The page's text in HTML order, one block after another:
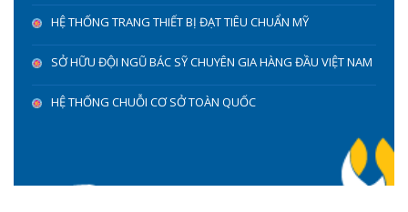
HỆ THỐNG TRANG THIẾT BỊ ĐẠT TIÊU CHUẨN MỸ
SỞ HỮU ĐỘI NGŨ BÁC SỸ CHUYÊN GIA HÀNG ĐẦU VIỆT NAM
HỆ THỐNG CHUỖI CƠ SỞ TOÀN QUỐC